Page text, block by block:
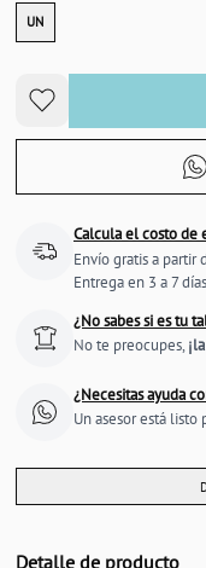
UN
Calcula el costo de
Envío gratis a partir
Entrega en 3 a 7
¿No sabes si es tu
No te preocupes,
¿Necesitas ayuda
Un asesor está
Detalle de producto